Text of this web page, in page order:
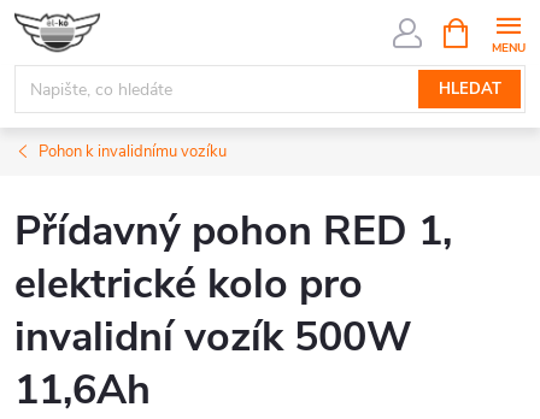
Přejít
obsah
HLEDAT
NÁKUPNÍ
KOŠÍK
Pohon k invalidnímu vozíku
Přídavný pohon RED 1,
elektrické kolo pro
invalidní vozík 500W
11,6Ah